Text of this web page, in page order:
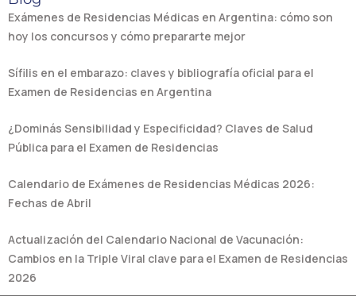
Exámenes de Residencias Médicas en Argentina: cómo son
hoy los concursos y cómo prepararte mejor
Sífilis en el embarazo: claves y bibliografía oficial para el
Examen de Residencias en Argentina
¿Dominás Sensibilidad y Especificidad? Claves de Salud
Pública para el Examen de Residencias
Calendario de Exámenes de Residencias Médicas 2026:
Fechas de Abril
Actualización del Calendario Nacional de Vacunación:
Cambios en la Triple Viral clave para el Examen de Residencias
2026